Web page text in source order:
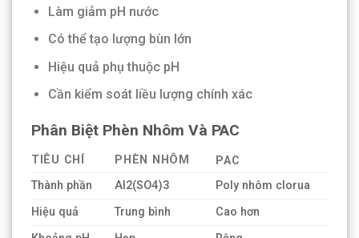
Làm giảm pH nước
Có thể tạo lượng bùn lớn
Hiệu quả phụ thuộc pH
Cần kiểm soát liều lượng chính xác
Phân Biệt Phèn Nhôm Và PAC
TIÊU CHÍ PHÈN NHÔM
PAC
Thành phần
Al2(SO4)3
Poly nhôm clorua
Hiệu quả
Trung bình
Cao hơn